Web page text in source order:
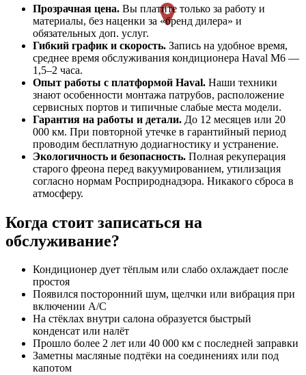
Прозрачная цена. Вы платите только за работу и
материалы, без наценки за «бренд дилера» и
обязательных доп. услуг.
Гибкий график и скорость. Запись на удобное время,
среднее время обслуживания кондиционера Haval M6 —
1,5–2 часа.
Опыт работы с платформой Haval. Наши техники
знают особенности монтажа патрубов, расположение
сервисных портов и типичные слабые места модели.
Гарантия на работы и детали. До 12 месяцев или 20
000 км. При повторной утечке в гарантийный период
проводим бесплатную додиагностику и устранение.
Экологичность и безопасность. Полная рекуперация
старого фреона перед вакуумированием, утилизация
согласно нормам Росприроднадзора. Никакого сброса в
атмосферу.
Когда стоит записаться на
обслуживание?
Кондиционер дует тёплым или слабо охлаждает после
простоя
Появился посторонний шум, щелчки или вибрация при
включении A/C
На стёклах внутри салона образуется быстрый
конденсат или налёт
Прошло более 2 лет или 40 000 км с последней заправки
Заметны масляные подтёки на соединениях или под
капотом